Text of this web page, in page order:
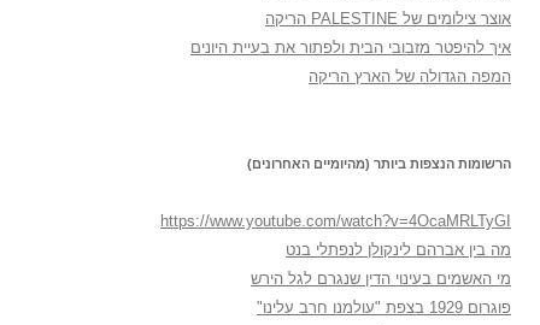
אוצר צילומים של PALESTINE הריקה
איך להיפטר מזבובי הבית ולפתור את בעיית היונים
המפה הגדולה של הארץ הריקה
הרשומות הנצפות ביותר (מהיומיים האחרונים)
https://www.youtube.com/watch?v=4OcaMRLTyGI
מה בין אברהם לינקולן לנפתלי בנט
מי האשמים בעינוי הדין שנגרם לגל הירש
פוגרום 1929 בצפת "עולמנו חרב עלינו"